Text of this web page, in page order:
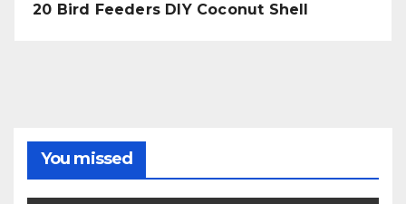
20 Bird Feeders DIY Coconut Shell
You missed